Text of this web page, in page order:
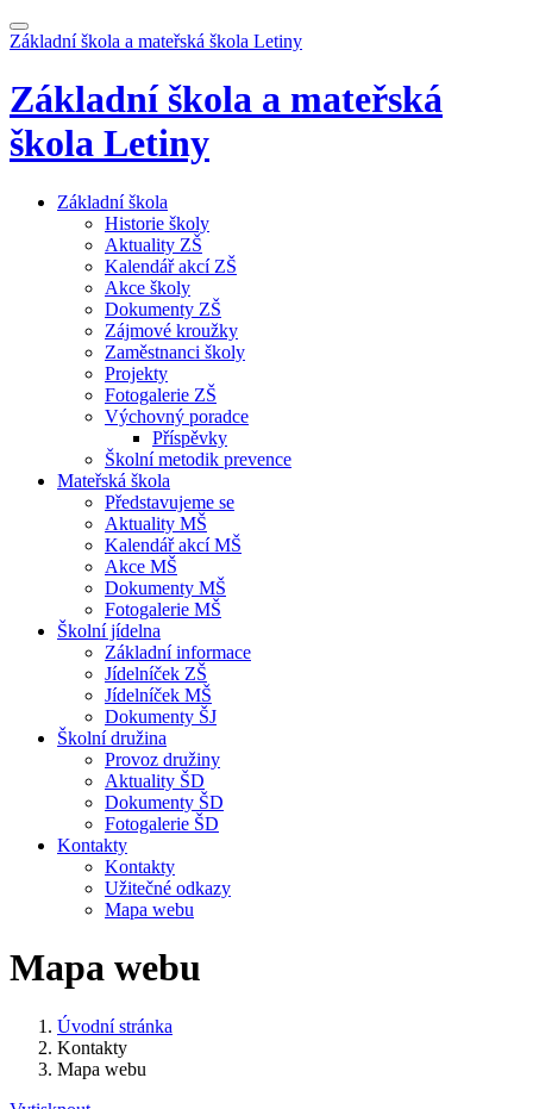
Základní škola a mateřská škola Letiny
Základní škola a mateřská
škola Letiny
Základní škola
Historie školy
Aktuality ZŠ
Kalendář akcí ZŠ
Akce školy
Dokumenty ZŠ
Zájmové kroužky
Zaměstnanci školy
Projekty
Fotogalerie ZŠ
Výchovný poradce
Příspěvky
Školní metodik prevence
Mateřská škola
Představujeme se
Aktuality MŠ
Kalendář akcí MŠ
Akce MŠ
Dokumenty MŠ
Fotogalerie MŠ
Školní jídelna
Základní informace
Jídelníček ZŠ
Jídelníček MŠ
Dokumenty ŠJ
Školní družina
Provoz družiny
Aktuality ŠD
Dokumenty ŠD
Fotogalerie ŠD
Kontakty
Kontakty
Užitečné odkazy
Mapa webu
Mapa webu
Úvodní stránka
Kontakty
Mapa webu